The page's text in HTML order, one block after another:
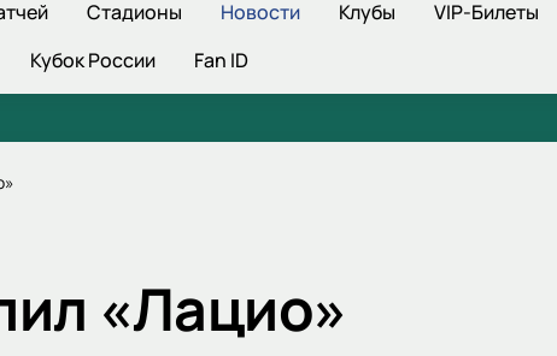
Стадионы Новости Клубы
VIP-Билеты
Кубок России Fan ID
«Лацио»